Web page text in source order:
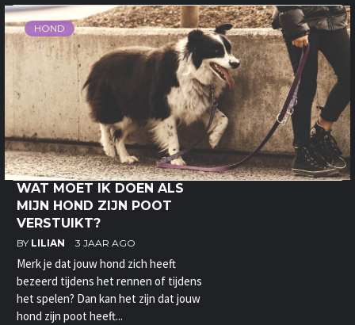
HOND
WAT MOET IK DOEN ALS
MIJN HOND ZIJN POOT
VERSTUIKT?
BY LILIAN 3 JAAR AGO
Merk je dat jouw hond zich heeft
bezeerd tijdens het rennen of tijdens
het spelen? Dan kan het zijn dat jouw
hond zijn poot heeft...